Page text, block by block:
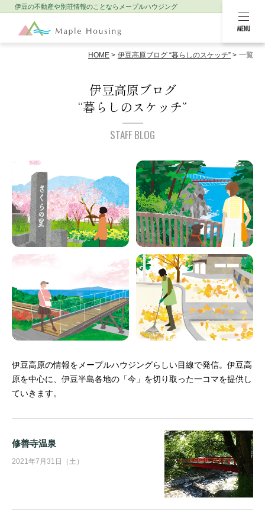
MENU
伊豆の不動産や別荘情報のことなら メープルハウジング
HOME 伊豆高原ブログ “暮らしのスケッチ” 一覧
伊豆高原ブログ
“暮らしのスケッチ”
STAFF BLOG
伊豆高原の情報をメープルハウジングらしい目線で発信。 伊豆高
原を中心に、伊豆半島各地の「今」を切り取った一コマを提供し
ていきます。
修善寺温泉
2021年7月31日（土）